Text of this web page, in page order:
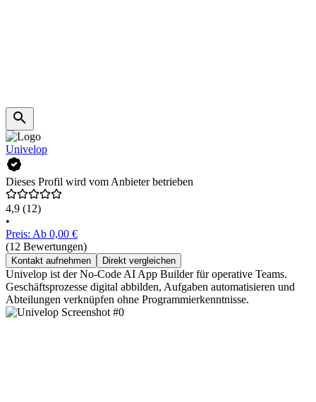
Univelop
Dieses Profil wird vom Anbieter betrieben
4,9 (12)
•
Preis: Ab 0,00 €
(12 Bewertungen)
Kontakt aufnehmen Direkt vergleichen
Univelop ist der No-Code AI App Builder für operative Teams.
Geschäftsprozesse digital abbilden, Aufgaben automatisieren und
Abteilungen verknüpfen ohne Programmierkenntnisse.